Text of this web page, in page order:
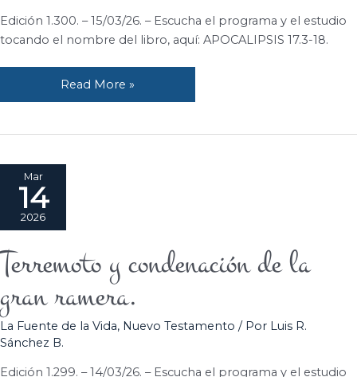
Edición 1.300. – 15/03/26. – Escucha el programa y el estudio
tocando el nombre del libro, aquí: APOCALIPSIS 17.3-18.
sistema
religioso.
Read More »
Mar
14
2026
Terremoto y condenación de la
gran ramera.
La Fuente de la Vida, Nuevo Testamento / Por Luis R.
Sánchez B.
Edición 1.299. – 14/03/26. – Escucha el programa y el estudio
Terremoto
y
condenación
la
ramera.